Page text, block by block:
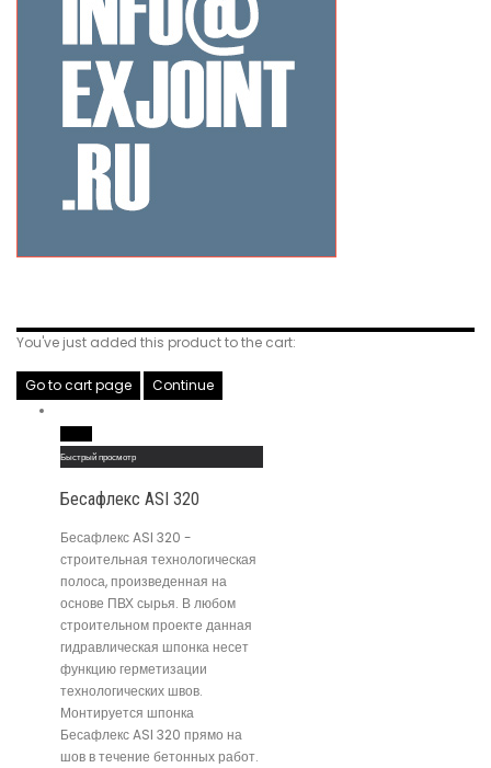
You've just added this product to the cart:
Go to cart page Continue
Быстрый просмотр
Бесафлекс ASI 320
Бесафлекс ASI 320 -
строительная технологическая
полоса, произведенная на
основе ПВХ сырья. В любом
строительном проекте данная
гидравлическая шпонка несет
функцию герметизации
технологических швов.
Монтируется шпонка
Бесафлекс ASI 320 прямо на
шов в течение бетонных работ.